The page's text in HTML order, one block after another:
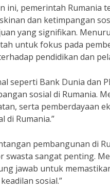
ini, pemerintah Rumania
dan ketimpangan
yang signifikan.
untuk fokus pada
pendidikan dan
seperti Bank Dunia dan
sosial di Rumania.
serta pemberdayaan
di Rumania.”
pembangunan di
swasta sangat penting.
jawab untuk
sosial.”